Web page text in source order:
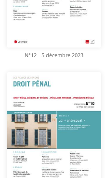
N°12 - 5 décembre 2023